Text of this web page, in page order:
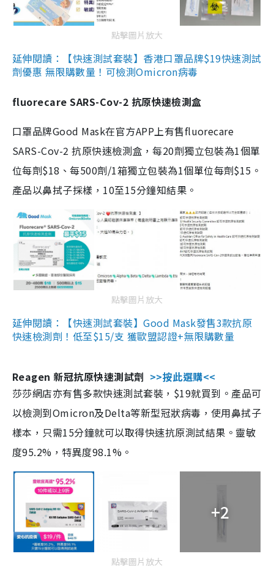
點擊圖片放大
延伸閱讀：【快速測試套裝】香港口罩品牌$19快速測試
劑優惠 無限購數量！可檢測Omicron病毒
fluorecare SARS-Cov-2 抗原快速檢測盒
口罩品牌Good Mask在官方APP上有售fluorecare
SARS-Cov-2 抗原快速檢測盒，每20劑獨立包裝為1個單
位每劑$18、每500劑/1箱獨立包裝為1個單位每劑$15。
產品以鼻拭子採樣，10至15分鐘知結果。
點擊圖片放大
延伸閱讀：【快速測試套裝】Good Mask發售3款抗原
快速檢測劑！低至$15/支 獲歐盟認證+無限購數量
Reagen 新冠抗原快速測試劑 >>按此選購<<
莎莎網店亦有售多款快速測試套裝，$19就買到。產品可
以檢測到Omicron及Delta等新型冠狀病毒，使用鼻拭子
樣本，只需15分鐘就可以取得快速抗原測試結果。靈敏
度95.2%，特異度98.1%。
+2
點擊圖片放大